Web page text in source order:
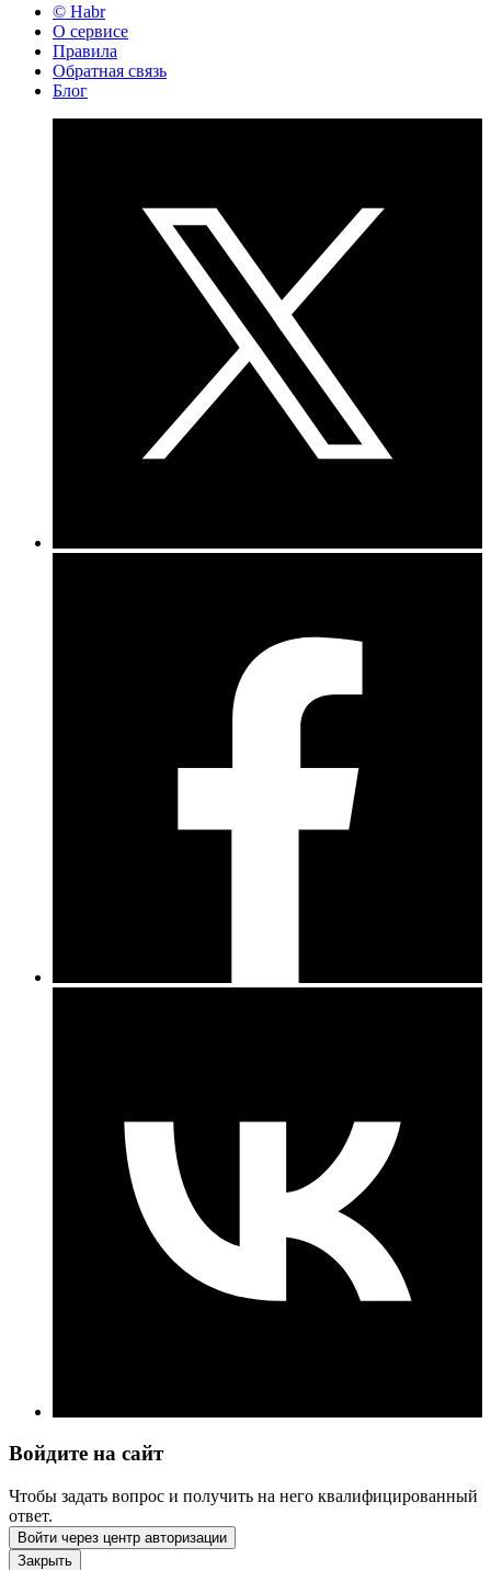
© Habr
О сервисе
Правила
Обратная связь
Блог
Войдите на сайт
Чтобы задать вопрос и получить на него квалифицированный
ответ.
Войти через центр авторизации
Закрыть